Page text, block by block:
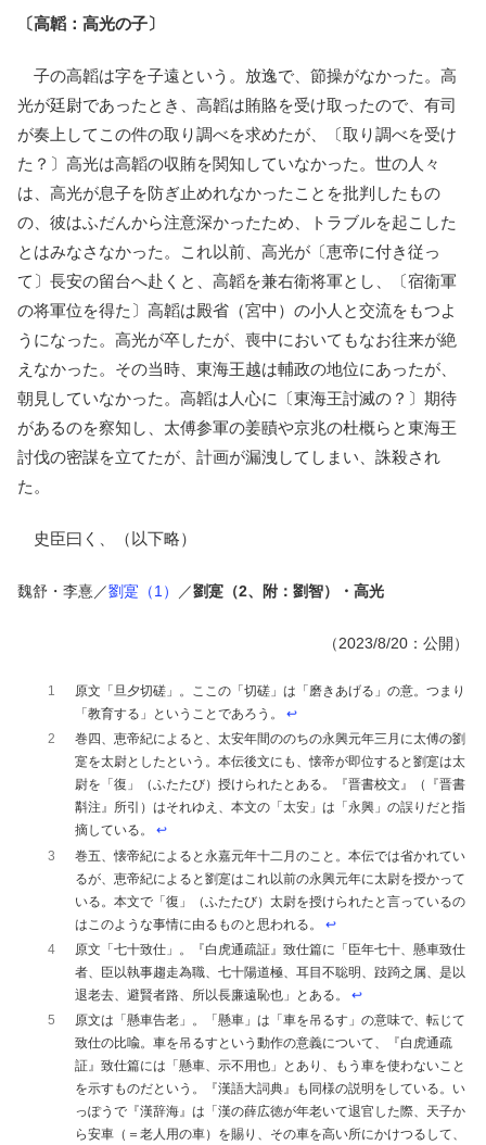
〔高韜：高光の子〕
子の高韜は字を子遠という。放逸で、節操がなかった。高
光が廷尉であったとき、高韜は賄賂を受け取ったので、有司
が奏上してこの件の取り調べを求めたが、〔取り調べを受け
た？〕高光は高韜の収賄を関知していなかった。世の人々
は、高光が息子を防ぎ止めれなかったことを批判したもの
の、彼はふだんから注意深かったため、トラブルを起こした
とはみなさなかった。これ以前、高光が〔恵帝に付き従っ
て〕長安の留台へ赴くと、高韜を兼右衛将軍とし、〔宿衛軍
の将軍位を得た〕高韜は殿省（宮中）の小人と交流をもつよ
うになった。高光が卒したが、喪中においてもなお往来が絶
えなかった。その当時、東海王越は輔政の地位にあったが、
朝見していなかった。高韜は人心に〔東海王討滅の？〕期待
があるのを察知し、太傅参軍の姜賾や京兆の杜概らと東海王
討伐の密謀を立てたが、計画が漏洩してしまい、誅殺され
た。
史臣曰く、（以下略）
魏舒・李憙／劉寔（1） ／劉寔（2、附：劉智）・高光
（2023/8/20：公開）
1
原文「旦夕切磋」。ここの「切磋」は「磨きあげる」の意。つまり
「教育する」ということであろう。↩︎
2
巻四、恵帝紀によると、太安年間ののちの永興元年三月に太傅の劉
寔を太尉としたという。本伝後文にも、懐帝が即位すると劉寔は太
尉を「復」（ふたたび）授けられたとある。『晋書校文』（『晋書
斠注』所引）はそれゆえ、本文の「太安」は「永興」の誤りだと指
摘している。↩︎
3
巻五、懐帝紀によると永嘉元年十二月のこと。本伝では省かれてい
るが、恵帝紀によると劉寔はこれ以前の永興元年に太尉を授かって
いる。本文で「復」（ふたたび）太尉を授けられたと言っているの
はこのような事情に由るものと思われる。↩︎
4
原文「七十致仕」。『白虎通疏証』致仕篇に「臣年七十、懸車致仕
者、臣以執事趨走為職、七十陽道極、耳目不聡明、跂踦之属、是以
退老去、避賢者路、所以長廉遠恥也」とある。↩︎
5
原文は「懸車告老」。「懸車」は「車を吊るす」の意味で、転じて
致仕の比喩。車を吊るすという動作の意義について、『白虎通疏
証』致仕篇には「懸車、示不用也」とあり、もう車を使わないこと
を示すものだという。『漢語大詞典』も同様の説明をしている。い
っぽうで『漢辞海』は「漢の薛広徳が年老いて退官した際、天子か
ら安車（＝老人用の車）を賜り、その車を高い所にかけつるして、